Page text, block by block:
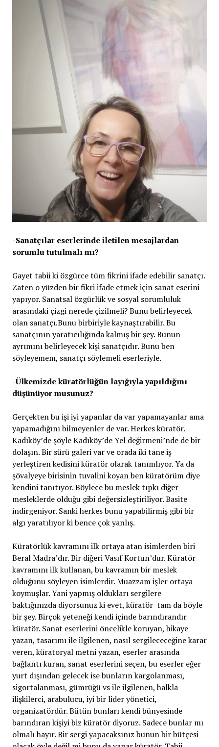
-Sanatçılar eserlerinde iletilen mesajlardan
sorumlu tutulmalı mı?
Gayet tabii ki özgürce tüm fikrini ifade edebilir sanatçı.
Zaten o yüzden bir fikri ifade etmek için sanat eserini
yapıyor. Sanatsal özgürlük ve sosyal sorumluluk
arasındaki çizgi nerede çizilmeli? Bunu belirleyecek
olan sanatçı.Bunu birbiriyle kaynaştırabilir. Bu
sanatçının yaratıcılığında kalmış bir şey. Bunun
ayrımını belirleyecek kişi sanatçıdır. Bunu ben
söyleyemem, sanatçı söylemeli eserleriyle.
-Ülkemizde küratörlüğün layığıyla yapıldığını
düşünüyor musunuz?
Gerçekten bu işi iyi yapanlar da var yapamayanlar ama
yapamadığını bilmeyenler de var. Herkes küratör.
Kadıköy’de şöyle Kadıköy’de Yel değirmeni’nde de bir
dolaşın. Bir sürü galeri var ve orada iki tane iş
yerleştiren kedisini küratör olarak tanımlıyor. Ya da
şövalyeye birisinin tuvalini koyan ben küratörüm diye
kendini tanıtıyor. Böylece bu meslek tıpkı diğer
mesleklerde olduğu gibi değersizleştiriliyor. Basite
indirgeniyor. Sanki herkes bunu yapabilirmiş gibi bir
algı yaratılıyor ki bence çok yanlış.
Küratörlük kavramını ilk ortaya atan isimlerden biri
Beral Madra’dır. Bir diğeri Vasıf Kortun’dur. Küratör
kavramını ilk kullanan, bu kavramın bir meslek
olduğunu söyleyen isimlerdir. Muazzam işler ortaya
koymuşlar. Yani yapmış oldukları sergilere
baktığınızda diyorsunuz ki evet, küratör tam da böyle
bir şey. Birçok yeteneği kendi içinde barındırandır
küratör. Sanat eserlerini öncelikle koruyan, hikaye
yazan, tasarımı ile ilgilenen, nasıl sergilececeğine karar
veren, küratoryal metni yazan, eserler arasında
bağlantı kuran, sanat eserlerini seçen, bu eserler eğer
yurt dışından gelecek ise bunların kargolanması,
sigortalanması, gümrüğü vs ile ilgilenen, halkla
ilişkilerci, arabulucu, iyi bir lider yönetici,
organizatördür. Bütün bunları kendi bünyesinde
barındıran kişiyi biz küratör diyoruz. Sadece bunlar mı
olmalı hayır. Bir sergi yapacaksınız bunun bir bütçesi